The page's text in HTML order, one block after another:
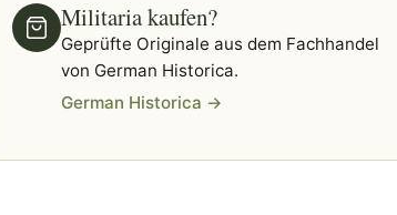
Militaria kaufen?
Geprüfte Originale aus dem Fachhandel
von German Historica.
German Historica →